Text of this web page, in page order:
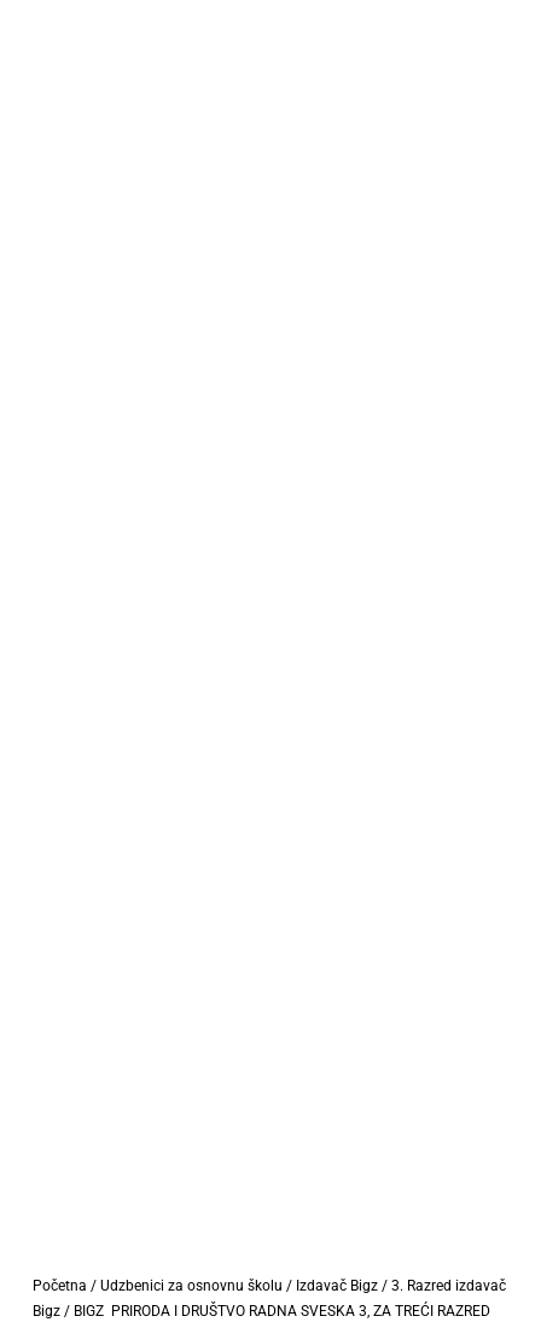
Početna / Udzbenici za osnovnu školu / Izdavač Bigz/ 3. Razred izdavač
Bigz/ BIGZ PRIRODA I DRUŠTVO RADNA SVESKA 3, ZA TREĆI RAZRED